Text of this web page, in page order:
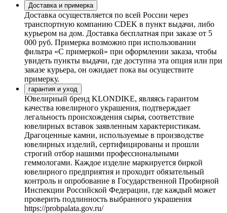
Доставка и примерка
Доставка осуществляется по всей России через
транспортную компанию CDEK в пункт выдачи, либо
курьером на дом. Доставка бесплатная при заказе от 5
000 руб. Примерка возможно при использовании
фильтра «С примеркой» при оформлении заказа, чтобы
увидеть пункты выдачи, где доступна эта опция или при
заказе курьера, он ожидает пока вы осуществите
примерку.
гарантия и уход
Ювелирный бренд KLONDIKE, являясь гарантом
качества ювелирного украшения, подтверждает
легальность происхождения сырья, соответствие
ювелирных вставок заявленным характеристикам.
Драгоценные камни, используемые в производстве
ювелирных изделий, сертифицированы и прошли
строгий отбор нашими профессиональными
геммологами. Каждое изделие маркируется биркой
ювелирного предприятия и проходит обязательный
контроль и опробование в Государственной Пробирной
Инспекции Российской Федерации, где каждый может
проверить подлинность выбранного украшения
https://probpalata.gov.ru/